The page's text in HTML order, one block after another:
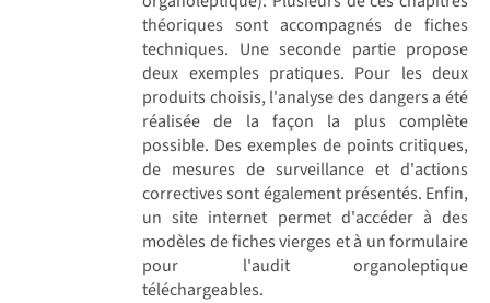
théoriques sont accompagnés de fiches
techniques. Une seconde partie propose
deux exemples pratiques. Pour les deux
produits choisis, l'analyse des dangers a été
réalisée de la façon la plus complète
possible. Des exemples de points critiques,
de mesures de surveillance et d'actions
correctives sont également présentés. Enfin,
un site internet permet d'accéder à des
modèles de fiches vierges et à un formulaire
pour l'audit organoleptique
téléchargeables.